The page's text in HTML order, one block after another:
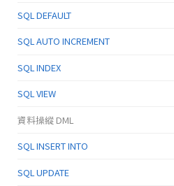
SQL DEFAULT
SQL AUTO INCREMENT
SQL INDEX
SQL VIEW
資料操縱 DML
SQL INSERT INTO
SQL UPDATE